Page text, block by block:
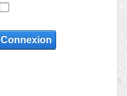
Connexion